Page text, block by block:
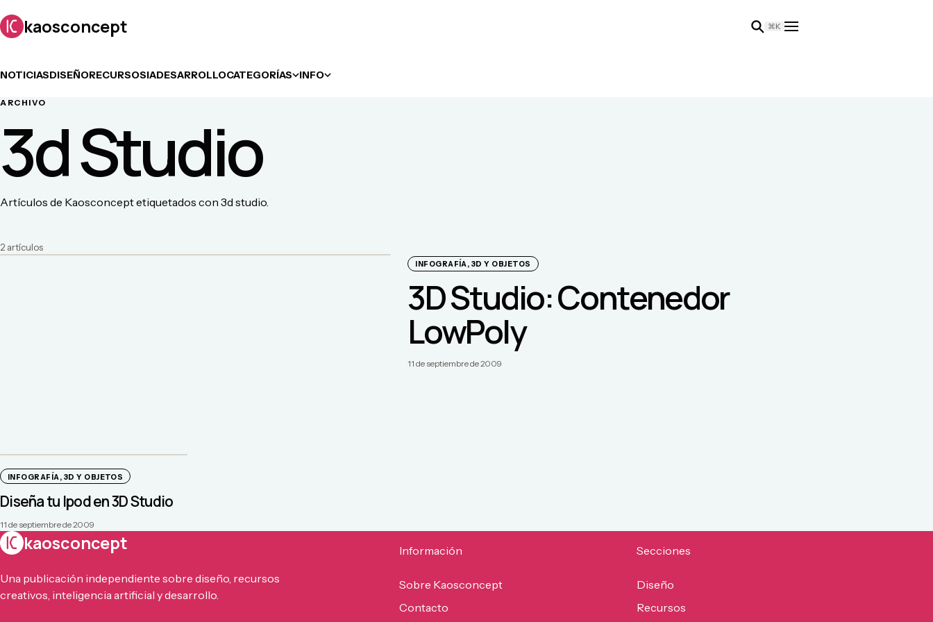
kaosconcept ⌘K
NOTICIASDISEÑORECURSOSIADESARROLLOCATEGORÍAS INFO
ARCHIVO
3d Studio
Artículos de Kaosconcept etiquetados con 3d studio.
2 artículos
INFOGRAFÍA, 3D Y OBJETOS
3D Studio: Contenedor
LowPoly
11 de septiembre de 2009
INFOGRAFÍA, 3D Y OBJETOS
Diseña tu Ipod en 3D Studio
11 de septiembre de 2009
kaosconcept
Una publicación independiente sobre diseño, recursos
creativos, inteligencia artificial y desarrollo.
Información
Sobre Kaosconcept
Contacto
Secciones
Diseño
Recursos